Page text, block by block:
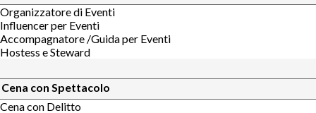
Organizzatore di Eventi
Influencer per Eventi
Accompagnatore /Guida per Eventi
Hostess e Steward
Cena con Spettacolo
Cena con Delitto